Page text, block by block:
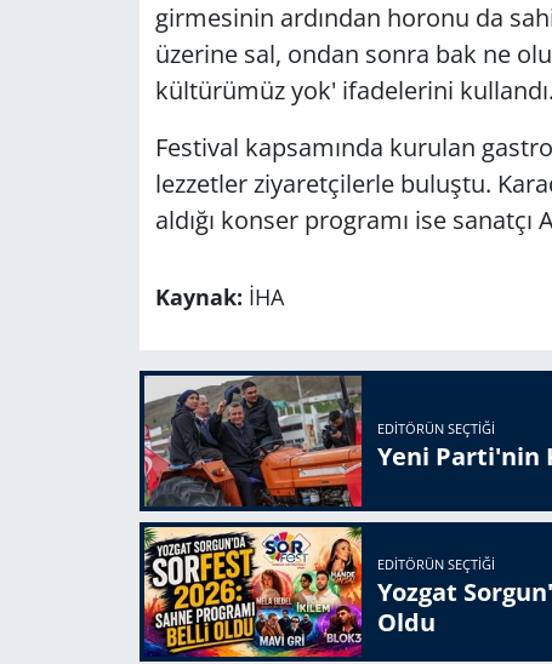
girmesinin ardından horonu da
üzerine sal, ondan sonra bak ne
kültürümüz yok' ifadelerini kullandı.
Festival kapsamında kurulan
lezzetler ziyaretçilerle buluştu.
aldığı konser programı ise
Kaynak: İHA
EDITÖRÜN SEÇTIĞI
Yeni Parti'nin
EDITÖRÜN SEÇTIĞI
Yozgat
Oldu